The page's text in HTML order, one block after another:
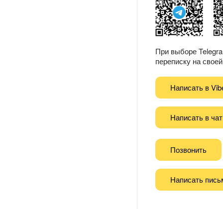
При выборе
переписку на
Написать в
Написать в чат
Позвонить
Написать